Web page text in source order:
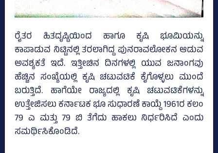
ರೈತರ ಹಿತದೃಷ್ಟಿಯಿಂದ ಹಾಗೂ ಕೃಷಿ ಭೂಮಿಯನ್ನು
ಕಾಪಾಡುವ ನಿಟ್ಟಿನಲ್ಲಿ ತರಲಾಗಿದ್ದ ಪುನರಾವಲೋಕನ ಆಡುವ
ಅವಶ್ಯಕತೆ ಇದೆ. ಇತ್ತೀಚಿನ ದಿನಗಳಲ್ಲಿ ಯುವ ಜನಾಂಗವು
ಹೆಚ್ಚಿನ ಸಂಖ್ಯೆಯಲ್ಲಿ ಕೃಷಿ ಚಟುವಟಿಕೆ ಕೈಗೊಳ್ಳಲು ಮುಂದೆ
ಬರುತ್ತಿದೆ. ಹಾಗೆಯೇ ರಾಜ್ಯದಲ್ಲಿ ಕೃಷಿ ಚಟುವಟಿಕೆಗಳನ್ನು
ಉತ್ತೇಜಿಸಲು ಕರ್ನಾಟಕ ಭೂ ಸುಧಾರಣೆ ಕಾಯ್ದೆ 1961ರ ಕಲಂ
79 ಎ ಮತ್ತು 79 ಬಿ ತೆಗೆದು ಹಾಕಲು ನಿರ್ಧರಿಸಿದೆ ಎಂದು
ಸಮರ್ಥಿಸಿಕೊಂಡಿದೆ.